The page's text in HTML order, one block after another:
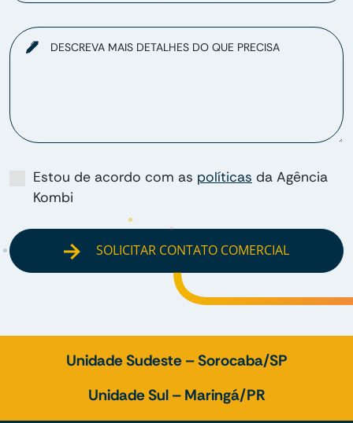
DESCREVA MAIS DETALHES DO QUE PRECISA
Estou de acordo com as políticas da Agência
Kombi
SOLICITAR CONTATO COMERCIAL
Unidade Sudeste – Sorocaba/SP
Unidade Sul – Maringá/PR